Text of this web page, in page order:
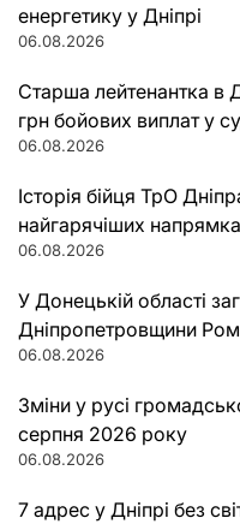
енергетику у Дніпрі
06.08.2026
Старша лейтенантка в
грн бойових виплат у
06.08.2026
Історія бійця ТрО
найгарячіших
06.08.2026
У Донецькій області
Дніпропетровщини
06.08.2026
Зміни у русі
серпня 2026 року
06.08.2026
7 адрес у Дніпрі без